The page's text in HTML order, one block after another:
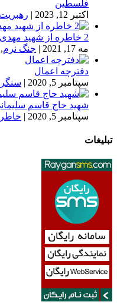
فلسطین
اکتبر 12, 2023
| رهبریت
2 خاطره از شهید مهدی زین الدین
مه 17, 2021
| جنگ نرم,
دفترچه اعمال
سپتامبر 5, 2020
| سنگر
شهید حاج قاسم
سپتامبر 5, 2020
|
تبلیغات